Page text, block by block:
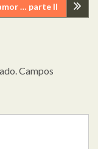
… parte II
Campos